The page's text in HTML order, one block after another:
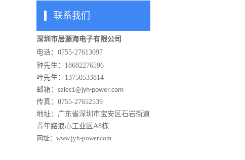
联系我们
深圳市居源海电子有限公司
电话：0755-27613097
钟先生： 18682276596
叶先生：13750533814
邮箱： sales1@jyh-power.com
传真：0755-27652539
地址：广东省深圳市宝安区石岩街道
青年路浪心工业区A8栋
网址： www.jyh-power.com